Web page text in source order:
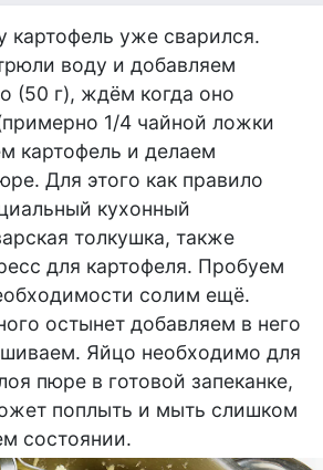
картофель уже сварился.
воду и добавляем
(50 г), ждём когда оно
1/4 чайной ложки
картофель и делаем
Для этого как правило
кухонный
толкушка, также
для картофеля. Пробуем
солим ещё.
остынет добавляем в него
Яйцо необходимо для
пюре в готовой запеканке,
поплыть и мыть слишком
состоянии.